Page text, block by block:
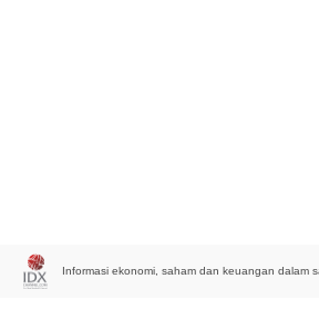
Informasi ekonomi, saham dan keuangan dalam